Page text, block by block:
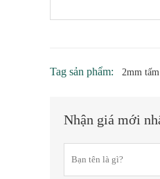
Tag sản phẩm: 2mm
Nhận giá mới